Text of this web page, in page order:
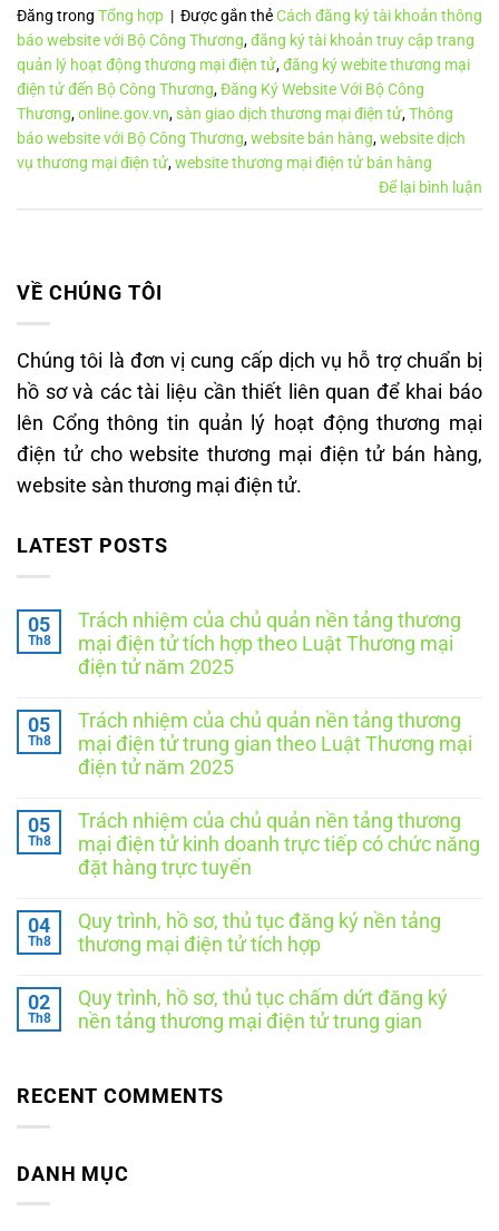
VỀ CHÚNG TÔI
Chúng tôi là đơn vị cung cấp dịch vụ hỗ trợ chuẩn bị
hồ sơ và các tài liệu cần thiết liên quan để khai báo
lên Cổng thông tin quản lý hoạt động thương mại
điện tử cho website thương mại điện tử bán hàng,
website sàn thương mại điện tử.
LATEST POSTS
05
Th8
Trách nhiệm của chủ quản nền tảng thương
mại điện tử tích hợp theo Luật Thương mại
điện tử năm 2025
bình
luận
ở
Trách
chủ
quản
nền
tảng
thương
tử
tích
hợp
Luật
Thương
mại
05
Th8
Trách nhiệm của chủ quản nền tảng thương
mại điện tử trung gian theo Luật Thương mại
điện tử năm 2025
bình
luận
ở
Trách
chủ
quản
nền
mại
điện
tử
Luật
Thương
năm
2025
05
Th8
Trách nhiệm của chủ quản nền tảng thương
mại điện tử kinh doanh trực tiếp có chức năng
đặt hàng trực tuyến
bình
luận
ở
của
chủ
quản
mại
trực
04
Th8
Quy trình, hồ sơ, thủ tục đăng ký nền tảng
thương mại điện tử tích hợp
bình
luận
ở
sơ,
nền
02
Th8
Quy trình, hồ sơ, thủ tục chấm dứt đăng ký
nền tảng thương mại điện tử trung gian
luận
ở
sơ,
thủ
RECENT COMMENTS
DANH MỤC
Đăng trong Tổng hợp | Được gắn thẻCách đăng ký tài khoản thông
báo website với Bộ Công Thương,đăng ký tài khoản truy cập trang
quản lý hoạt động thương mại điện tử,đăng ký webite thương mại
điện tử đến Bộ Công Thương,Đăng Ký Website Với Bộ Công
Thương,online.gov.vn,sàn giao dịch thương mại điện tử,Thông
báo website với Bộ Công Thương,website bán hàng,website dịch
vụ thương mại điện tử,website thương mại điện tử bán hàng
Để lại bình luận